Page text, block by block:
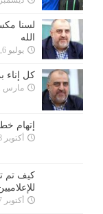
لسنا
الله
يوليو 6, 2025
كل إناء
مارس 31, 2025
إتهام
أكتوبر 28, 2022
كيف تم
أكتوبر 27, 2022